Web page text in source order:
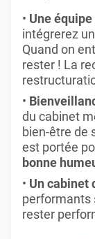
Une
intégrerez
Quand on
rester ! La
du cabinet
bien-être de
est portée
bonne
Un cabinet
performants
rester